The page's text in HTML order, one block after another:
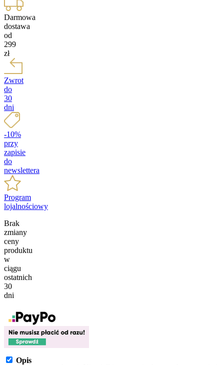
Darmowa
dostawa
od
299
zł
Zwrot
do
30
dni
-10%
przy
zapisie
do
newslettera
Program
lojalnościowy
Brak
zmiany
ceny
produktu
w
ciągu
ostatnich
30
dni
Opis